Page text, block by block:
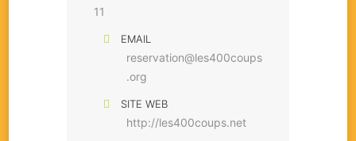
11
EMAIL
reservation@les400coups
.org
SITE WEB
http://les400coups.net